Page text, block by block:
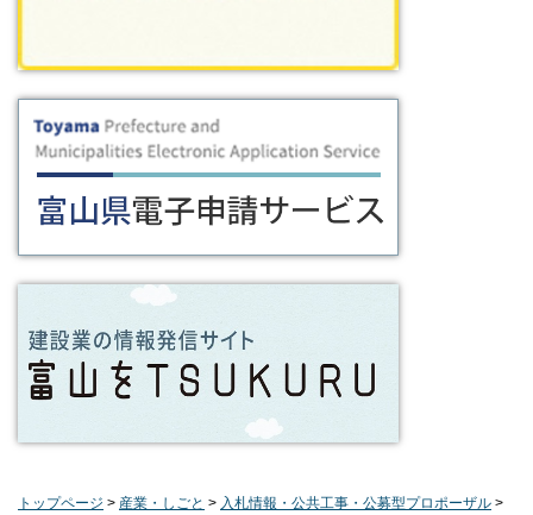
トップページ > 産業・しごと > 入札情報・公共工事・公募型プロポーザル >